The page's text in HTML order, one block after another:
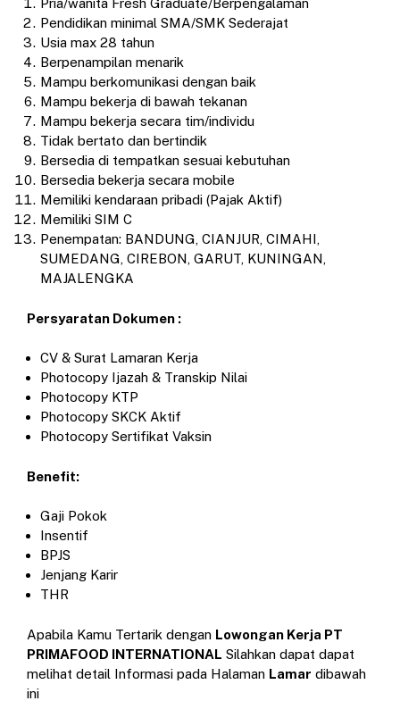
Pria/wanita Fresh Graduate/Berpengalaman
Pendidikan minimal SMA/SMK Sederajat
Usia max 28 tahun
Berpenampilan menarik
Mampu berkomunikasi dengan baik
Mampu bekerja di bawah tekanan
Mampu bekerja secara tim/individu
Tidak bertato dan bertindik
Bersedia di tempatkan sesuai kebutuhan
Bersedia bekerja secara mobile
Memiliki kendaraan pribadi (Pajak Aktif)
Memiliki SIM C
Penempatan: BANDUNG, CIANJUR, CIMAHI,
SUMEDANG, CIREBON, GARUT, KUNINGAN,
MAJALENGKA
Persyaratan Dokumen :
CV & Surat Lamaran Kerja
Photocopy Ijazah & Transkip Nilai
Photocopy KTP
Photocopy SKCK Aktif
Photocopy Sertifikat Vaksin
Benefit:
Gaji Pokok
Insentif
BPJS
Jenjang Karir
THR
Apabila Kamu Tertarik dengan Lowongan Kerja PT
PRIMAFOOD INTERNATIONAL Silahkan dapat dapat
melihat detail Informasi pada Halaman Lamar dibawah
ini